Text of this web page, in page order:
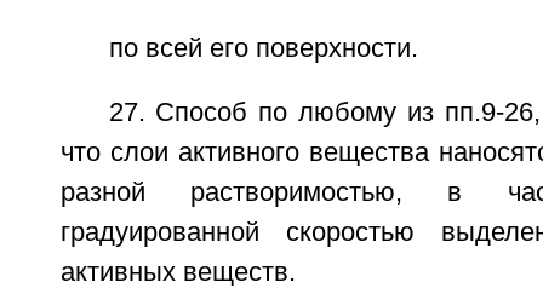
по всей его поверхности.
27. Способ по любому из пп.9-
что слои активного вещества
разной растворимостью, в
градуированной скоростью
активных веществ.